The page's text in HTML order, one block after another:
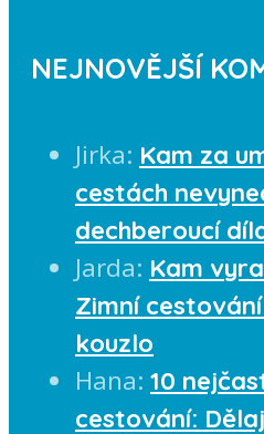
NEJNOVĚJŠÍ
Jirka: Kam za
cestách
dechberoucí
Jarda: Kam
Zimní
kouzlo
Hana: 10
cestování: